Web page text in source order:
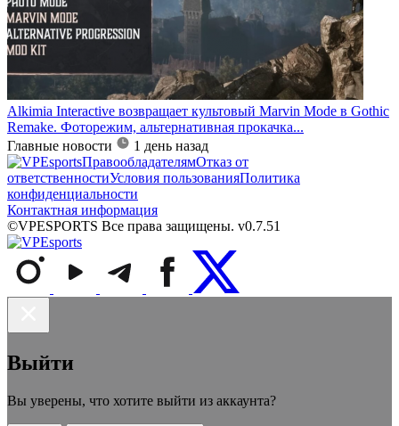
Alkimia Interactive возвращает культовый Marvin Mode в Gothic
Remake. Фоторежим, альтернативная прокачка...
Главные новости
1 день назад
ПравообладателямОтказ от
ответственностиУсловия пользованияПолитика
конфиденциальности
Контактная информация
©VPESPORTS Все права защищены. v0.7.51
Выйти
Вы уверены, что хотите выйти из аккаунта?